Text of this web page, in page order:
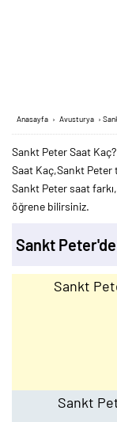
Anasayfa › Avusturya ›
Sankt Peter Saat
Saat Kaç,Sankt Peter
Sankt Peter saat
öğrene bilirsiniz.
Sankt
Sankt
Sankt